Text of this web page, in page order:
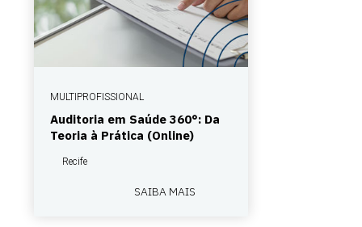
MULTIPROFISSIONAL
Auditoria em Saúde 360°: Da
Teoria à Prática (Online)
Recife
SAIBA MAIS